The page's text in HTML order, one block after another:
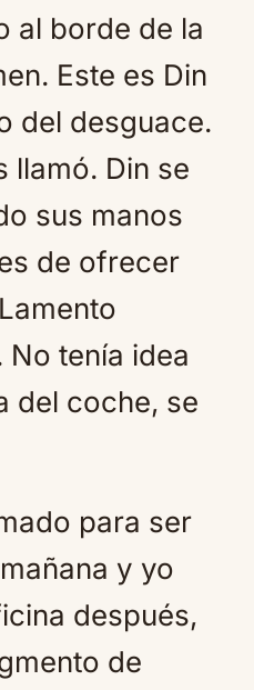
al borde de la
Este es Din
del desguace.
llamó. Din se
sus manos
de ofrecer
No tenía idea
del coche, se
para ser
y yo
después,
de